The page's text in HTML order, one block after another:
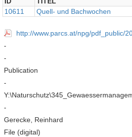
10611
Quell- und Bachwochen
http://www.parcs.at/npg/pdf_public/
-
-
Publication
-
-
Gerecke, Reinhard
File (digital)